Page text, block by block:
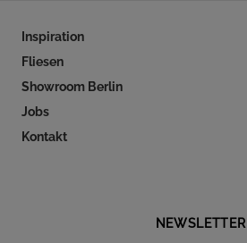
Inspiration
Fliesen
Showroom Berlin
Jobs
Kontakt
NEWSLETTER